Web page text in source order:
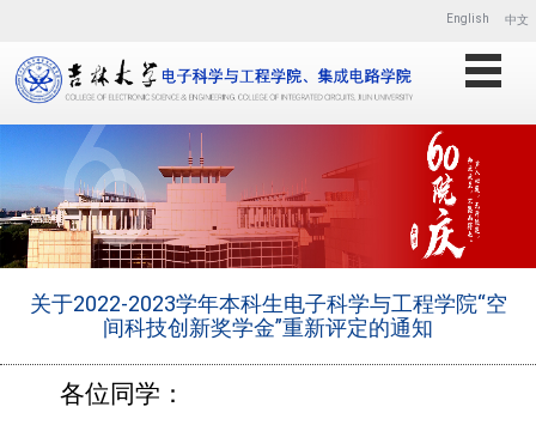
English 中文
关于2022-2023学年本科生电子科学与工程学院“空
间科技创新奖学金”重新评定的通知
各位同学：